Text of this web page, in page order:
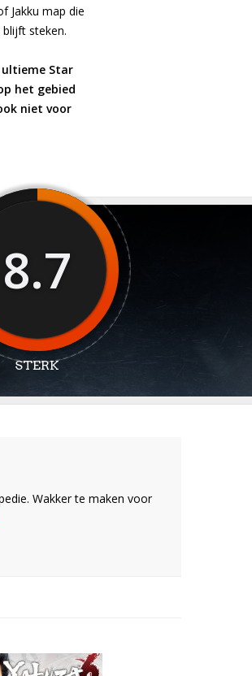
Jakku map die
steken.
Star
het gebied
niet voor
8.7
STERK
Wakker te maken voor